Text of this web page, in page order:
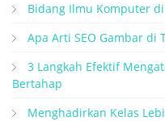
Bidang Ilmu Komputer
Apa Arti SEO Gambar di
3 Langkah Efektif
Bertahap
Menghadirkan Kelas